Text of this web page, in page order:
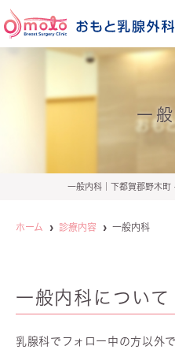
一
一般内科｜下都賀郡野木町
ホーム 診療内容 一般内科
一般内科について
乳腺科でフォロー中の方以外